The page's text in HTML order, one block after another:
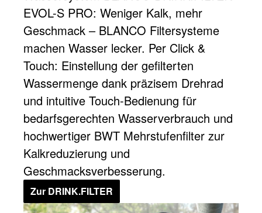
EVOL-S PRO: Weniger Kalk, mehr
Geschmack – BLANCO Filtersysteme
machen Wasser lecker. Per Click &
Touch: Einstellung der gefilterten
Wassermenge dank präzisem Drehrad
und intuitive Touch-Bedienung für
bedarfsgerechten Wasserverbrauch und
hochwertiger BWT Mehrstufenfilter zur
Kalkreduzierung und
Geschmacksverbesserung.
Zur DRINK.FILTER